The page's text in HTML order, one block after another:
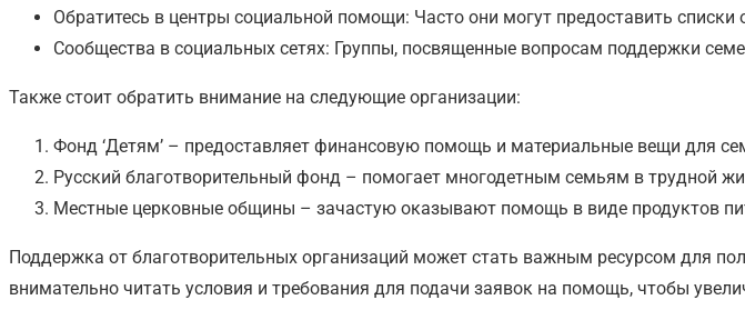
Обратитесь в центры социальной помощи: Часто они могут предоставить
Сообщества в социальных сетях: Группы, посвященные вопросам поддержки
Также стоит обратить внимание на следующие организации:
Фонд ‘Детям’ – предоставляет финансовую помощь и материальные вещи для
Русский благотворительный фонд – помогает многодетным семьям в трудной
Местные церковные общины – зачастую оказывают помощь в виде продуктов
Поддержка от благотворительных организаций может стать важным ресурсом для
внимательно читать условия и требования для подачи заявок на помощь, чтобы